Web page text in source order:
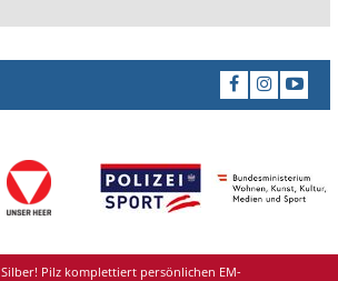
Silber! Pilz komplettiert persönlichen EM-